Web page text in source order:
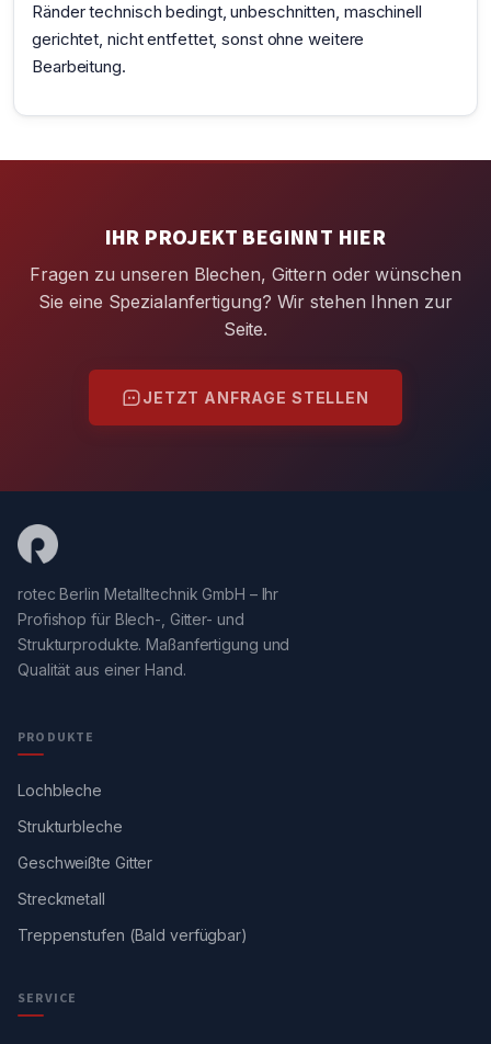
Ränder technisch bedingt, unbeschnitten, maschinell
gerichtet, nicht entfettet, sonst ohne weitere
Bearbeitung.
IHR PROJEKT BEGINNT HIER
Fragen zu unseren Blechen, Gittern oder wünschen
Sie eine Spezialanfertigung? Wir stehen Ihnen zur
Seite.
JETZT ANFRAGE STELLEN
rotec Berlin Metalltechnik GmbH – Ihr
Profishop für Blech-, Gitter- und
Strukturprodukte. Maßanfertigung und
Qualität aus einer Hand.
PRODUKTE
Lochbleche
Strukturbleche
Geschweißte Gitter
Streckmetall
Treppenstufen (Bald verfügbar)
SERVICE